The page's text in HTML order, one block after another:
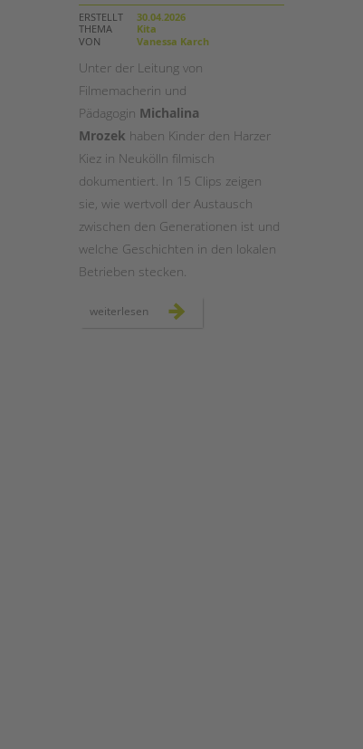
ERSTELLT
30.04.2026
THEMA
Kita
VON
Vanessa Karch
Unter der Leitung von
Filmemacherin und
Pädagogin Michalina
Mrozek haben Kinder den Harzer
Kiez in Neukölln filmisch
dokumentiert. In 15 Clips zeigen
sie, wie wertvoll der Austausch
zwischen den Generationen ist und
welche Geschichten in den lokalen
Betrieben stecken.
weiterlesen jung